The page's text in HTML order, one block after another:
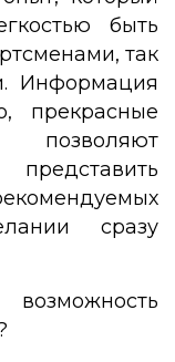
быть
так
Информация
прекрасные
позволяют
сразу